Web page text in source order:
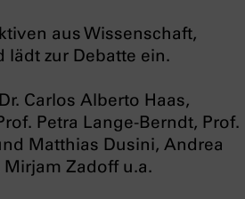
aus Wissenschaft,
zur Debatte ein.
Carlos Alberto Haas,
Petra Lange-Berndt, Prof.
Matthias Dusini, Andrea
Mirjam Zadoff u.a.